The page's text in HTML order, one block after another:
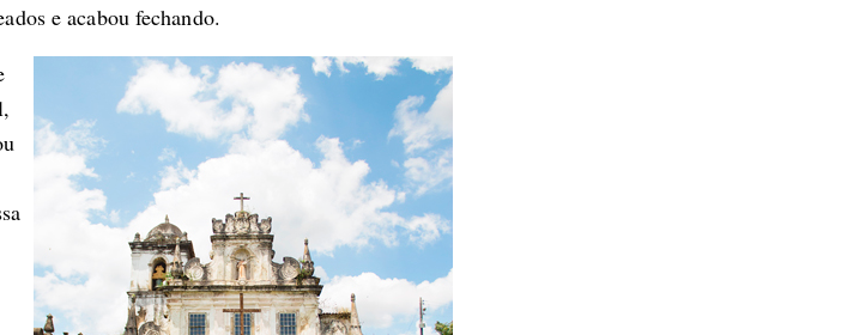
e acabou fechando.